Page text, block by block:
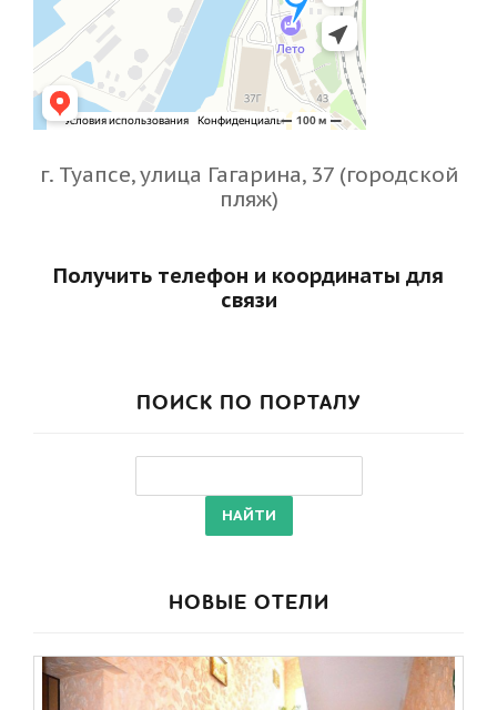
г. Туапсе, улица Гагарина, 37 (городской
пляж)
Получить телефон и координаты для
связи
ПОИСК ПО ПОРТАЛУ
НОВЫЕ ОТЕЛИ